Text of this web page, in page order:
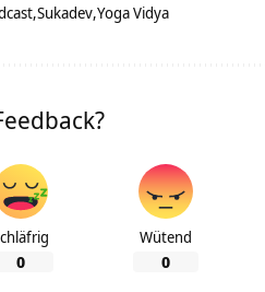
Sukadev Yoga Vidya
0
Wütend
0